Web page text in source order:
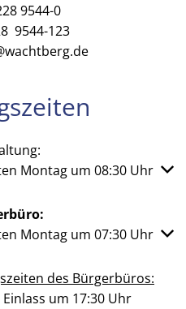
9544-0
9544-123
oder Schließzeiten
Montag um 08:30 Uhr
oder Schließzeiten
Montag um 07:30 Uhr
des Bürgerbüros:
um 17:30 Uhr